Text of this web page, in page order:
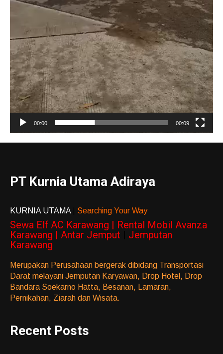
00:00 00:09
PT Kurnia Utama Adiraya
KURNIA UTAMA Searching Your Way
Sewa Elf AC Karawang | Rental Mobil Avanza
Karawang | Antar Jemput
Jemputan
Karawang
Merupakan Perusahaan bergerak dibidang Transportasi
Darat melayani Jemputan Karyawan, Drop Hotel, Drop
Bandara Soekarno Hatta, Besanan, Lamaran,
Pernikahan, Ziarah dan Wisata.
Recent Posts